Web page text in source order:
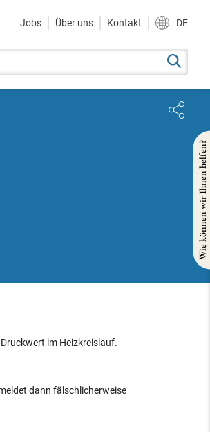
Jobs Über uns Kontakt DE
im Heizkreislauf.
dann fälschlicherweise
Wie können wir Ihnen helfen?